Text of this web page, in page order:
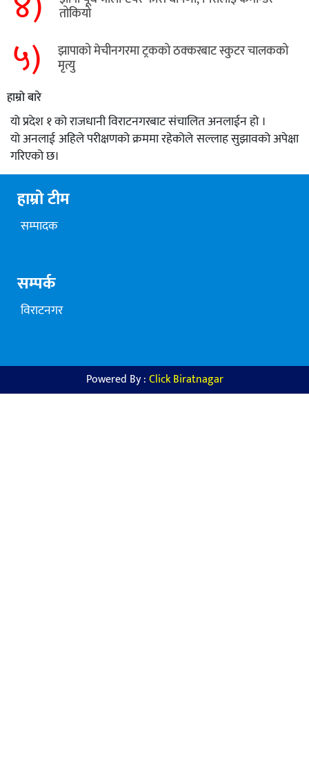
तोकियो
५) ​झापाको मेचीनगरमा ट्रकको ठक्करबाट स्कुटर चालकको
मृत्यु
हाम्रो बारे
यो प्रदेश १ को राजधानी विराटनगरबाट संचालित अनलाईन हो ।
यो अनलाई अहिले परीक्षणको क्रममा रहेकोले सल्लाह सुझावको अपेक्षा
गरिएको छ।
हाम्रो टीम
सम्पादक
सम्पर्क
विराटनगर
Powered By :Click Biratnagar